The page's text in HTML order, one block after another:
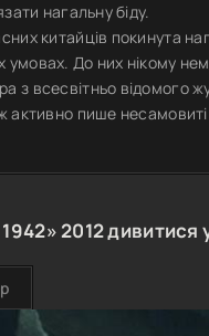
нагальну біду.
китайців покинута
До них нікому
з всесвітньо
активно пише
2012дивитися